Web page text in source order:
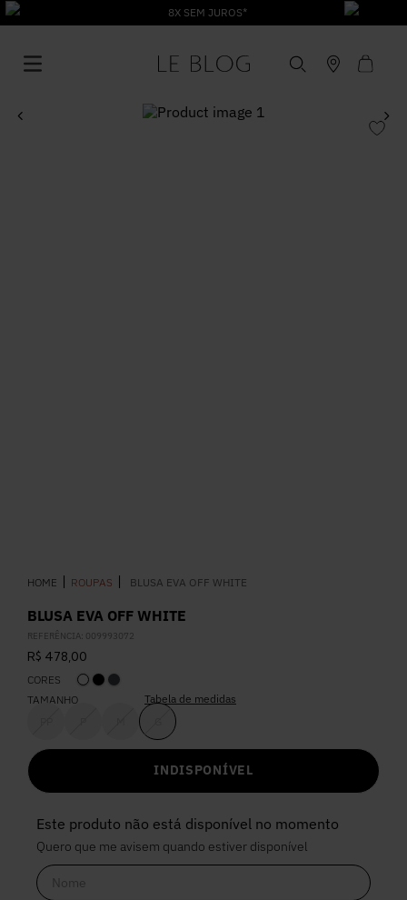
ROUPAS BLUSA EVA OFF WHITE
BLUSA EVA OFF WHITE
REFERÊNCIA: 009993072
R$ 478,00
CORES
TAMANHO
Tabela de medidas
INDISPONÍVEL
Este produto não está disponível no momento
Quero que me avisem quando estiver disponível
8 Colete
9 º Camisa
10º